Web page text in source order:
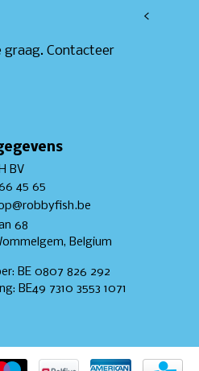
graag. Contacteer
<
BV
45 65
68
Belgium
BE 0807 826 292
BE49 7310 3553 1071